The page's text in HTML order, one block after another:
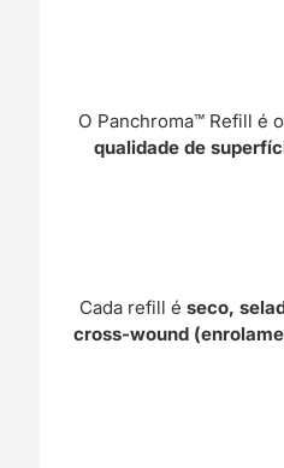
O Panchroma™ Refill é
qualidade de
Cada refill é seco,
cross-wound